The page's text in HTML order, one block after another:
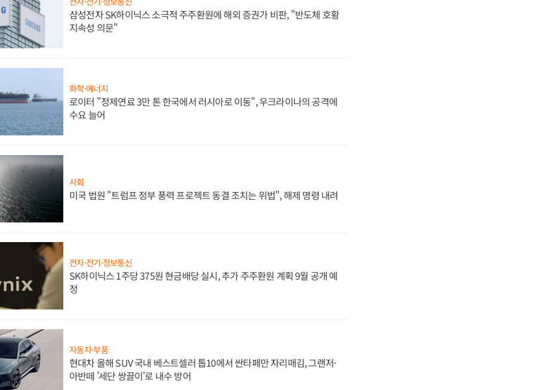
삼성전자 SK하이닉스 소극적 주주환원에 해외 증권가 비판, "반도체 호황
지속성 의문"
화학·에너지
로이터 "정제연료 3만 톤 한국에서 러시아로 이동", 우크라이나의 공격에
수요 늘어
사회
미국 법원 "트럼프 정부 풍력 프로젝트 동결 조치는 위법", 해제 명령 내려
전자·전기·정보통신
SK하이닉스 1주당 375원 현금배당 실시, 추가 주주환원 계획 9월 공개 예
정
자동차·부품
현대차 올해 SUV 국내 베스트셀러 톱10에서 싼타페만 자리매김, 그랜저·
아반떼 '세단 쌍끌이'로 내수 방어